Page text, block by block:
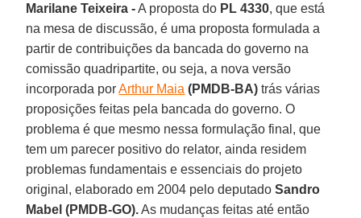
Marilane Teixeira -A proposta do PL 4330, que está
na mesa de discussão, é uma proposta formulada a
partir de contribuições da bancada do governo na
comissão quadripartite, ou seja, a nova versão
incorporada porArthur Maia (PMDB-BA) trás várias
proposições feitas pela bancada do governo. O
problema é que mesmo nessa formulação final, que
tem um parecer positivo do relator, ainda residem
problemas fundamentais e essenciais do projeto
original, elaborado em 2004 pelo deputadoSandro
Mabel (PMDB-GO).As mudanças feitas até então